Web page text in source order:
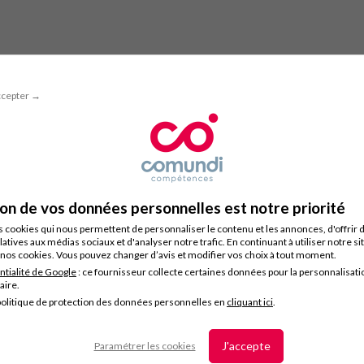
→
de vos données personnelles est notre priorité
cookies qui nous permettent de personnaliser le contenu et les annonces, d'offrir
aux médias sociaux et d'analyser notre trafic. En continuant à utiliser notre
cookies. Vous pouvez changer d’avis et modifier vos choix à tout moment.
de Google: ce fournisseur collecte certaines données pour la
de protection des données personnelles en cliquant ici.
Paramétrer les cookies J'accepte